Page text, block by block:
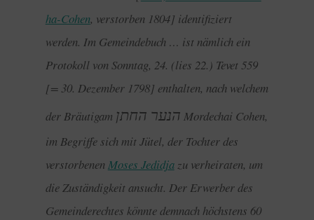
ha-Cohen, verstorben 1804] identifiziert
werden. Im Gemeindebuch … ist nämlich ein
Protokoll von Sonntag, 24. (lies 22.) Tevet 559
[= 30. Dezember 1798] enthalten, nach welchem
der Bräutigam הנער החתן Mordechai Cohen,
im Begriffe sich mit Jütel, der Tochter des
verstorbenen Moses Jedidjazu verheiraten, um
die Zuständigkeit ansucht. Der Erwerber des
Gemeinderechtes könnte demnach höchstens 60